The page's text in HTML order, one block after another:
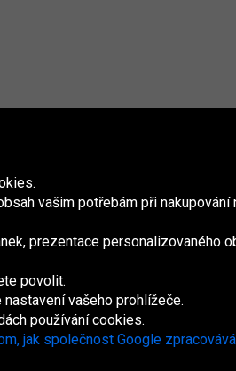
Polska
republika
Kingdom
vašim potřebám při nakupování
prezentace personalizovaného
povolit.
vašeho prohlížeče.
používání cookies.
jak společnost Google